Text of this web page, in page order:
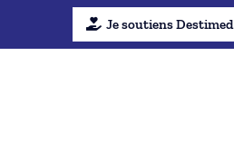
Je soutiens Destimed